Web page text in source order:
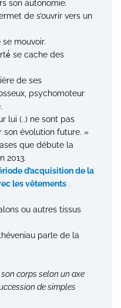
son autonomie.
de s’ouvrir vers un
mouvoir.
se cache des
de ses
psychomoteur
lui (..) ne sont pas
son évolution future. »
que débute la
2013.
d’acquisition de la
les vêtements .
ou autres tissus
parle de la
corps selon un axe
de simples